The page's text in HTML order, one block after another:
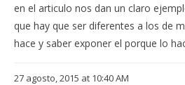
en el articulo nos dan un claro
que hay que ser diferentes a los de
hace y saber exponer el porque lo
27 agosto, 2015 at 10:40 AM